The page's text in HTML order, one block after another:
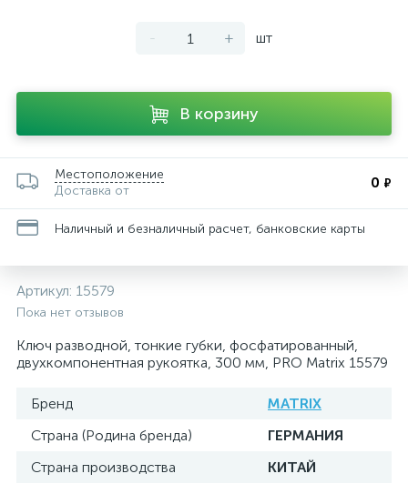
- + шт
В корзину
Местоположение
Доставка от
0 ₽
Наличный и безналичный расчет, банковские карты
Артикул: 15579
Пока нет отзывов
Ключ разводной, тонкие губки, фосфатированный,
двухкомпонентная рукоятка, 300 мм, PRO Matrix 15579
Бренд
MATRIX
Страна (Родина бренда)
ГЕРМАНИЯ
Страна производства
КИТАЙ